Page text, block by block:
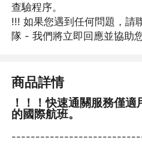
查驗程序。
!!! 如果您遇到任何問題，請
隊 - 我們將立即回應並協助您
商品詳情
！！！快速通關服務僅
的國際航班。